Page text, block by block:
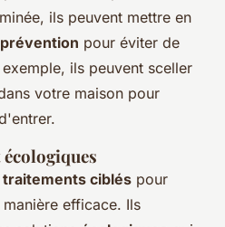
ils peuvent mettre en
prévention pour éviter de
ils peuvent sceller
votre maison pour
traitements ciblés pour
efficace. Ils